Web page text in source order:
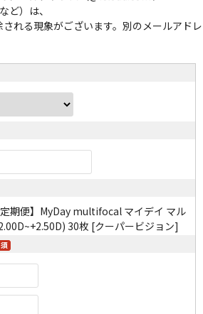
）は、
れる現象がございます。別のメールアドレ
期便】MyDay multifocal マイデイ マル
30枚 [クーパービジョン]